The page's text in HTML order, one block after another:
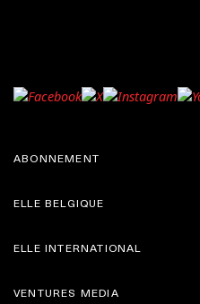
ABONNEMENT
ELLE BELGIQUE
ELLE INTERNATIONAL
VENTURES MEDIA